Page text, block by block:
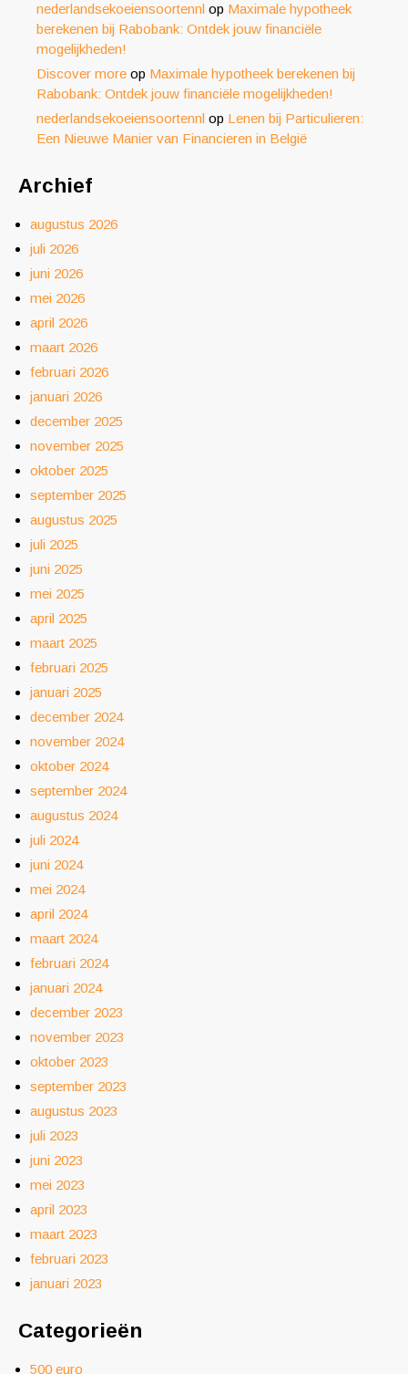
nederlandsekoeiensoortennl op Maximale hypotheek
berekenen bij Rabobank: Ontdek jouw financiële
mogelijkheden!
Discover more op Maximale hypotheek berekenen bij
Rabobank: Ontdek jouw financiële mogelijkheden!
nederlandsekoeiensoortennl op Lenen bij Particulieren:
Een Nieuwe Manier van Financieren in België
Archief
augustus 2026
juli 2026
juni 2026
mei 2026
april 2026
maart 2026
februari 2026
januari 2026
december 2025
november 2025
oktober 2025
september 2025
augustus 2025
juli 2025
juni 2025
mei 2025
april 2025
maart 2025
februari 2025
januari 2025
december 2024
november 2024
oktober 2024
september 2024
augustus 2024
juli 2024
juni 2024
mei 2024
april 2024
maart 2024
februari 2024
januari 2024
december 2023
november 2023
oktober 2023
september 2023
augustus 2023
juli 2023
juni 2023
mei 2023
april 2023
maart 2023
februari 2023
januari 2023
Categorieën
500 euro